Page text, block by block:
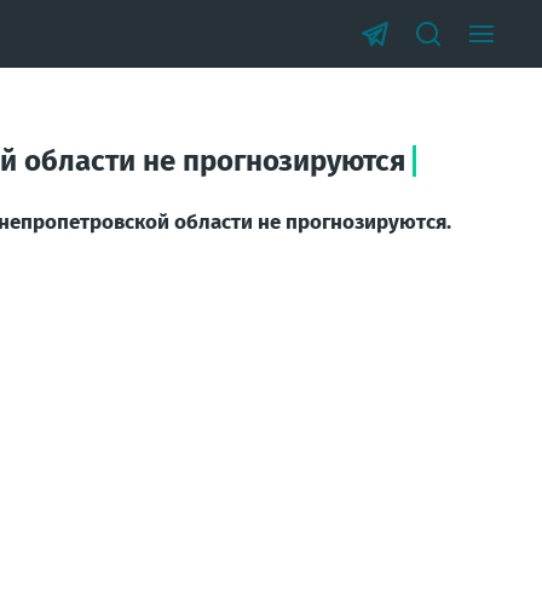
области не прогнозируются
области не прогнозируются.